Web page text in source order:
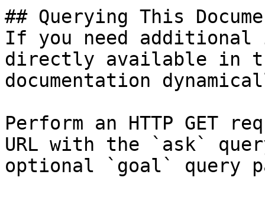
## Querying This
If you need
directly available in
documentation
Perform an HTTP GET
URL with the `ask`
optional `goal` query